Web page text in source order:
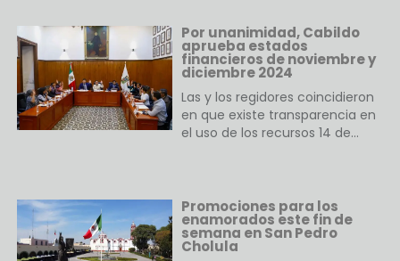
Por unanimidad, Cabildo
aprueba estados
financieros de noviembre y
diciembre 2024
Las y los regidores coincidieron
en que existe transparencia en
el uso de los recursos 14 de…
Promociones para los
enamorados este fin de
semana en San Pedro
Cholula